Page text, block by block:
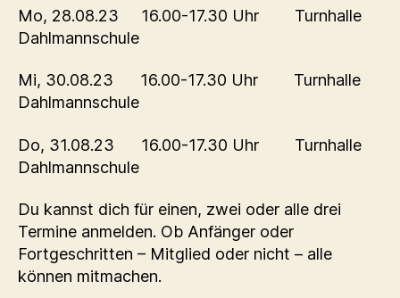
Mo, 28.08.23 16.00-17.30 Uhr Turnhalle
Dahlmannschule
Mi, 30.08.23 16.00-17.30 Uhr Turnhalle
Dahlmannschule
Do, 31.08.23 16.00-17.30 Uhr Turnhalle
Dahlmannschule
Du kannst dich für einen, zwei oder alle drei
Termine anmelden. Ob Anfänger oder
Fortgeschritten – Mitglied oder nicht – alle
können mitmachen.